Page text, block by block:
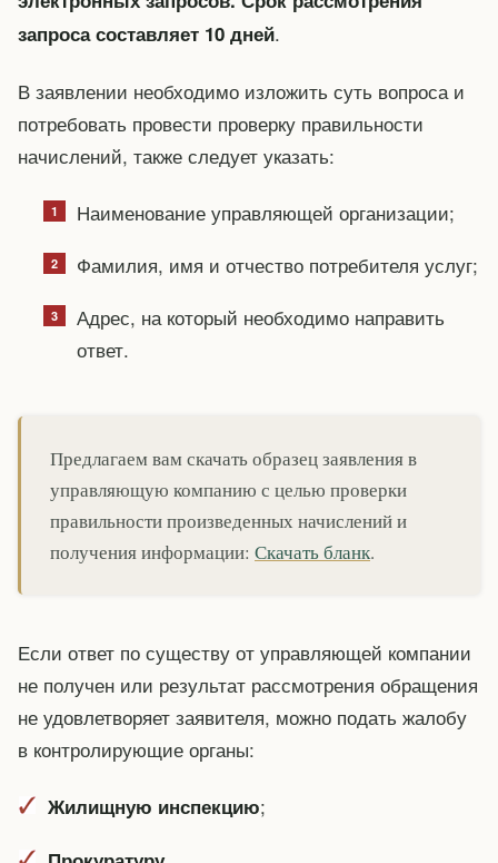
запроса составляет 10 дней.
В заявлении необходимо изложить суть вопроса и
потребовать провести проверку правильности
начислений, также следует указать:
Наименование управляющей организации;
Фамилия, имя и отчество потребителя услуг;
Адрес, на который необходимо направить
ответ.
Предлагаем вам скачать образец заявления в
управляющую компанию с целью проверки
правильности произведенных начислений и
получения информации: Скачать бланк.
Если ответ по существу от управляющей компании
не получен или результат рассмотрения обращения
не удовлетворяет заявителя, можно подать жалобу
в контролирующие органы:
Жилищную инспекцию;